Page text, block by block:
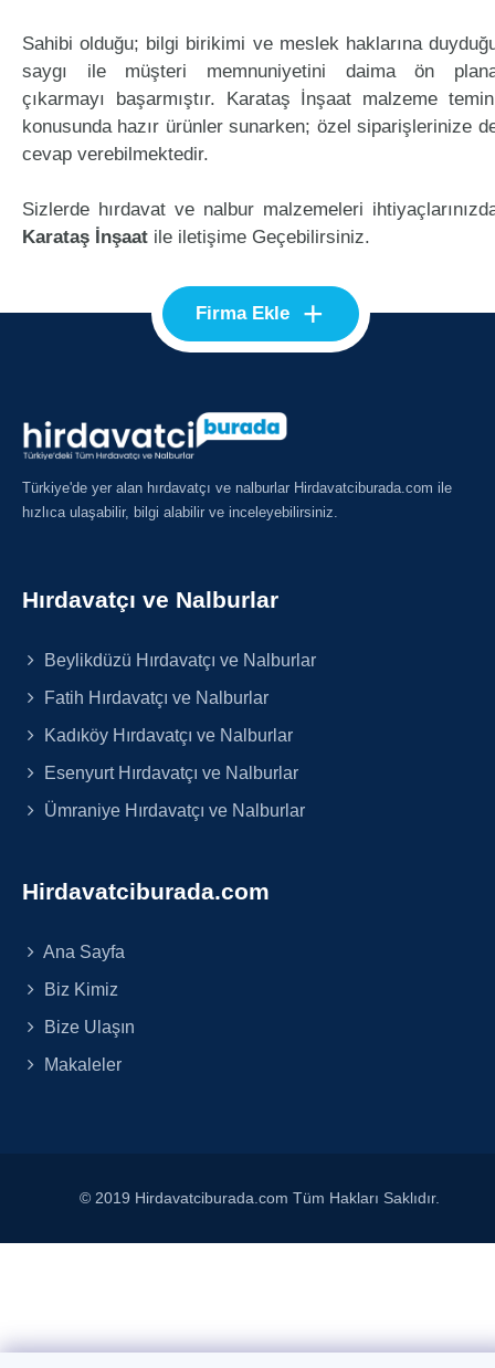
Sahibi olduğu; bilgi birikimi ve meslek haklarına
saygı ile müşteri memnuniyetini daima ön
çıkarmayı başarmıştır. Karataş İnşaat malzeme
konusunda hazır ürünler sunarken; özel siparişlerinize
cevap verebilmektedir.
Sizlerde hırdavat ve nalbur malzemeleri
Karataş İnşaat ile iletişime Geçebilirsiniz.
Firma Ekle +
Türkiye'de yer alan hırdavatçı ve nalburlar Hirdavatciburada.com ile
hızlıca ulaşabilir, bilgi alabilir ve inceleyebilirsiniz.
Hırdavatçı ve Nalburlar
Beylikdüzü Hırdavatçı ve Nalburlar
Fatih Hırdavatçı ve Nalburlar
Kadıköy Hırdavatçı ve Nalburlar
Esenyurt Hırdavatçı ve Nalburlar
Ümraniye Hırdavatçı ve Nalburlar
Hirdavatciburada.com
Ana Sayfa
Biz Kimiz
Bize Ulaşın
Makaleler
© 2019 Hirdavatciburada.com Tüm Hakları Saklıdır.